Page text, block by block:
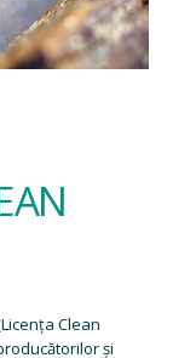
Licența Clean
și